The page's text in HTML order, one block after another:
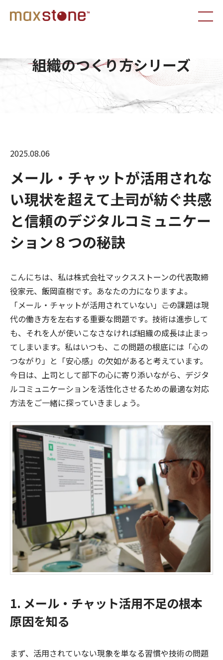
組織のつくり方シリーズ
2025.08.06
メール・チャットが活用されな
い現状を超えて――上司が紡ぐ共感
と信頼のデジタルコミュニケー
ション８つの秘訣
こんにちは、私は株式会社マックスストーンの代表取締
役家元、飯岡直樹です。あなたの力になりますよ。
「メール・チャットが活用されていない」――この課題は現
代の働き方を左右する重要な問題です。技術は進歩して
も、それを人が使いこなさなければ組織の成長は止まっ
てしまいます。私はいつも、この問題の根底には「心の
つながり」と「安心感」の欠如があると考えています。
今日は、上司として部下の心に寄り添いながら、デジタ
ルコミュニケーションを活性化させるための最適な対応
方法をご一緒に探っていきましょう。
1. メール・チャット活用不足の根本
原因を知る
まず、活用されていない現象を単なる習慣や技術の問題